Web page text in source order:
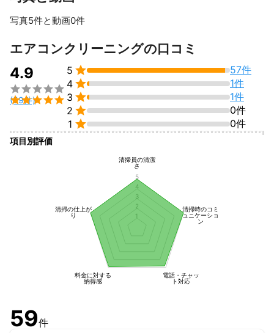
写真5件と動画0件
すべて見る
エアコンクリーニングの口コミ
4.9


(59件)
5 
57件
4 
1件
3 
1件
2 
0件
1  0件
項目別評価
清掃員の清潔
さ
清掃時のコミ
ュニケーショ
ン
電話・チャッ
ト対応
料金に対する
納得感
清掃の仕上が
り
1
2
3
4
5
59件